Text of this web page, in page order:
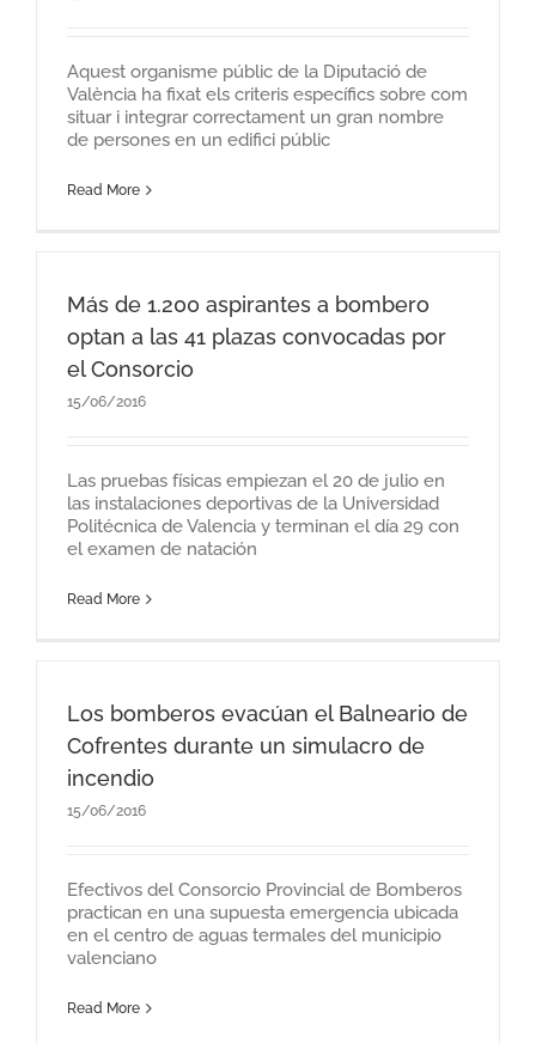
Aquest organisme públic de la Diputació de
València ha fixat els criteris específics sobre com
situar i integrar correctament un gran nombre
de persones en un edifici públic
Read More
Más de 1.200 aspirantes a bombero
optan a las 41 plazas convocadas por
el Consorcio
15/06/2016
Las pruebas físicas empiezan el 20 de julio en
las instalaciones deportivas de la Universidad
Politécnica de Valencia y terminan el día 29 con
el examen de natación
Read More
Los bomberos evacúan el Balneario de
Cofrentes durante un simulacro de
incendio
15/06/2016
Efectivos del Consorcio Provincial de Bomberos
practican en una supuesta emergencia ubicada
en el centro de aguas termales del municipio
valenciano
Read More